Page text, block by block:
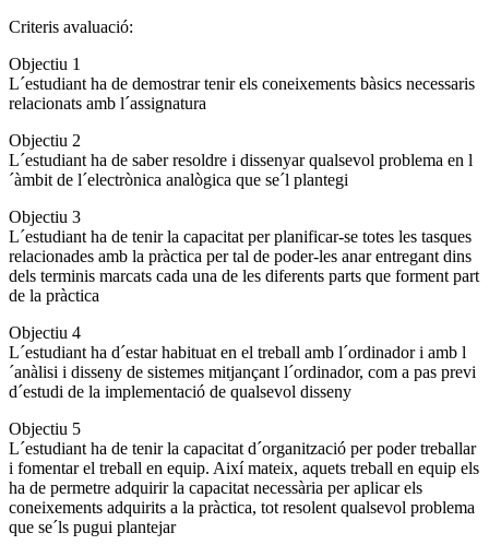
Criteris avaluació:
Objectiu 1
L´estudiant ha de demostrar tenir els coneixements bàsics necessaris
relacionats amb l´assignatura
Objectiu 2
L´estudiant ha de saber resoldre i dissenyar qualsevol problema en l
´àmbit de l´electrònica analògica que se´l plantegi
Objectiu 3
L´estudiant ha de tenir la capacitat per planificar-se totes les tasques
relacionades amb la pràctica per tal de poder-les anar entregant dins
dels terminis marcats cada una de les diferents parts que forment part
de la pràctica
Objectiu 4
L´estudiant ha d´estar habituat en el treball amb l´ordinador i amb l
´anàlisi i disseny de sistemes mitjançant l´ordinador, com a pas previ
d´estudi de la implementació de qualsevol disseny
Objectiu 5
L´estudiant ha de tenir la capacitat d´organització per poder treballar
i fomentar el treball en equip. Així mateix, aquets treball en equip els
ha de permetre adquirir la capacitat necessària per aplicar els
coneixements adquirits a la pràctica, tot resolent qualsevol problema
que se´ls pugui plantejar